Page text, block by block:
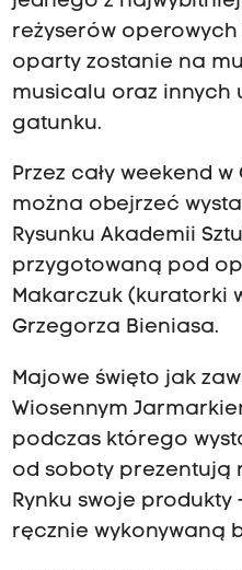
reżyserów
oparty zostanie na
musicalu oraz innych
gatunku.
Przez cały weekend
można obejrzeć
Rysunku Akademii
przygotowaną pod
Makarczuk (kuratorki
Grzegorza Bieniasa.
Majowe święto jak
Wiosennym
podczas którego
od soboty prezentują
Rynku swoje produkty
ręcznie wykonywaną